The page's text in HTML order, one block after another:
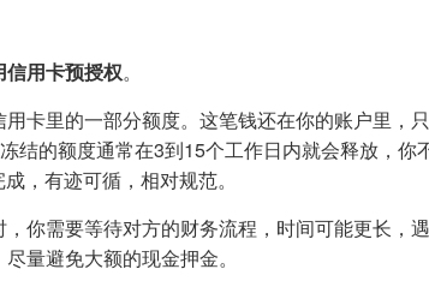
信用卡预授权。
卡里的一部分额度。这笔钱还在你的账户里，
结的额度通常在3到15个工作日内就会释放，你
，有迹可循，相对规范。
你需要等待对方的财务流程，时间可能更长，
量避免大额的现金押金。